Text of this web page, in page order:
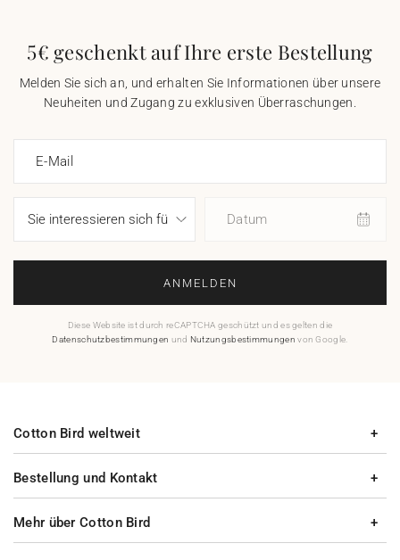
5€ geschenkt auf Ihre erste Bestellung
Melden Sie sich an, und erhalten Sie Informationen über unsere
Neuheiten und Zugang zu exklusiven Überraschungen.
E-Mail
Datum
ANMELDEN
Diese Website ist durch reCAPTCHA geschützt und es gelten die
Datenschutzbestimmungen und Nutzungsbestimmungen von Google.
Bestellung und Kontakt
Mehr über Cotton Bird
Cotton Bird weltweit